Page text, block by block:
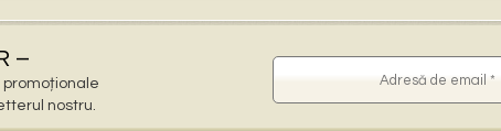
–
promoționale
nostru.